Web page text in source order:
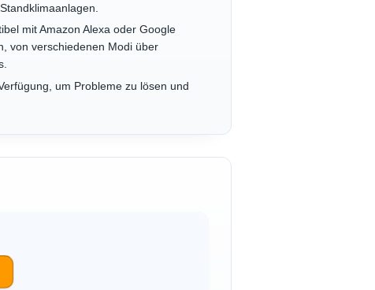
mit Amazon Alexa oder Google
von verschiedenen Modi über
um Probleme zu lösen und